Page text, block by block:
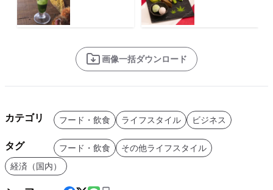
画像一括ダウンロード
カテゴリ フード・飲食 ライフスタイル ビジネス
タグ フード・飲食
その他ライフスタイル
経済（国内）